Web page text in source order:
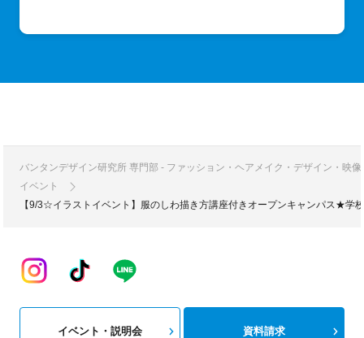
バンタンデザイン研究所 専門部 - ファッション・ヘアメイク・デザイン・映
イベント
【9/3☆イラストイベント】服のしわ描き方講座付きオープンキャンパス★学
イベント・説明会 資料請求